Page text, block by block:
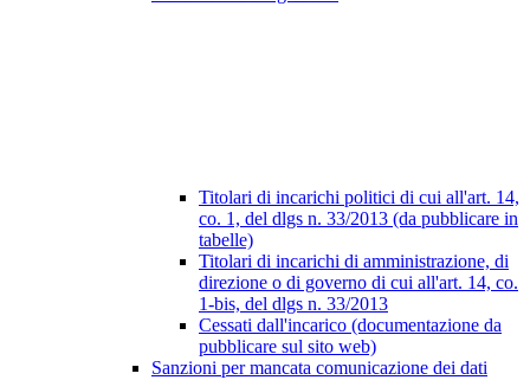
Titolari di incarichi politici di cui all'art. 14,
co. 1, del dlgs n. 33/2013 (da pubblicare in
tabelle)
Titolari di incarichi di amministrazione, di
direzione o di governo di cui all'art. 14, co.
1-bis, del dlgs n. 33/2013
Cessati dall'incarico (documentazione da
pubblicare sul sito web)
Sanzioni per mancata comunicazione dei dati